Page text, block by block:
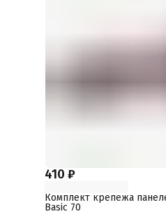
410 ₽
Комплект крепежа
Basic 70